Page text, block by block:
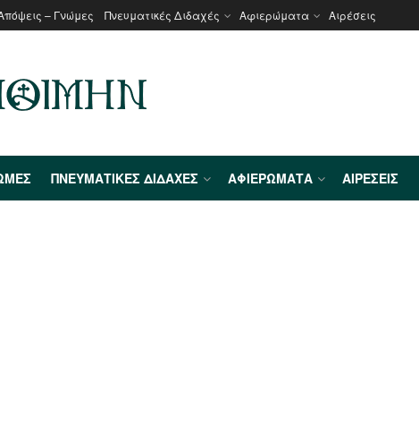
– Γνώμες Πνευματικές Διδαχές Αφιερώματα Αιρέσεις
ΠΝΕΥΜΑΤΙΚΈΣ ΔΙΔΑΧΈΣ ΑΦΙΕΡΏΜΑΤΑ ΑΙΡΈΣΕΙΣ